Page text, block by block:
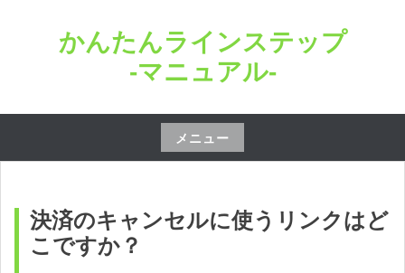
ス
かんたんラインステップ
-マニュアル-
メニュー
コ
テ
決済のキャンセルに使うリンクはど
こですか？